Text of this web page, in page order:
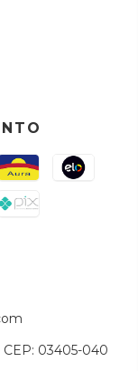
CEP: 03405-040